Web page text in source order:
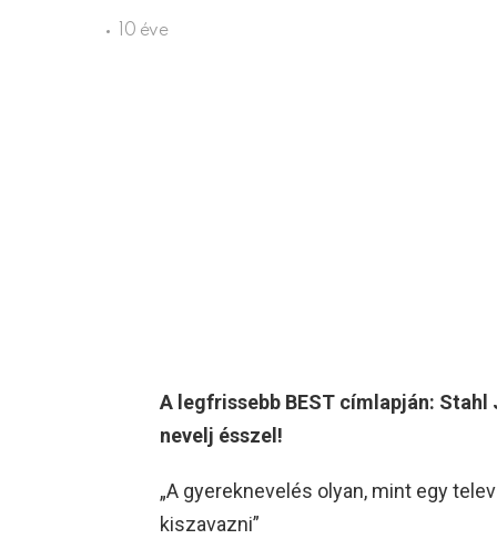
10 éve
A legfrissebb BEST címlapján:
nevelj ésszel!
„A gyereknevelés olyan, mint egy
kiszavazni”